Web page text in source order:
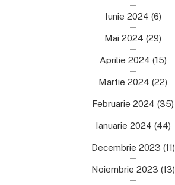
Iunie 2024 (6)
Mai 2024 (29)
Aprilie 2024 (15)
Martie 2024 (22)
Februarie 2024 (35)
Ianuarie 2024 (44)
Decembrie 2023 (11)
Noiembrie 2023 (13)